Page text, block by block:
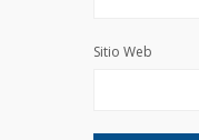
Sitio Web